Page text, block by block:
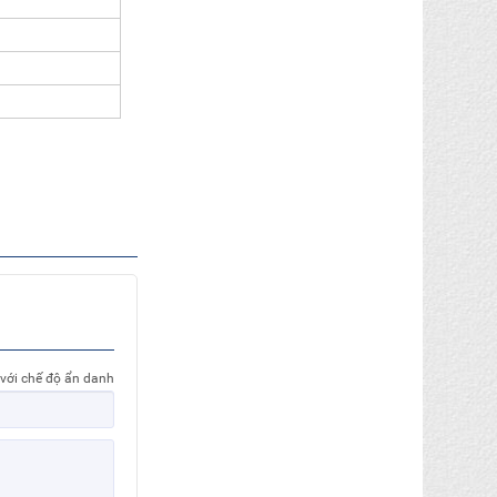
chế độ ẩn danh